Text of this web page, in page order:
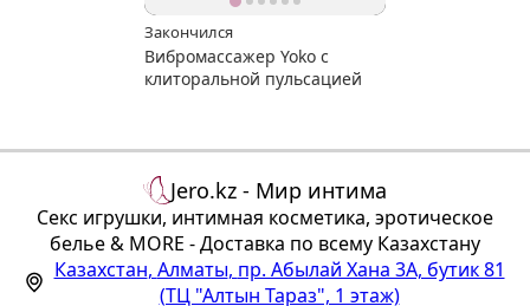
Закончился
Вибромассажер Yoko с
клиторальной пульсацией
Jero.kz - Мир интима
Секс игрушки, интимная косметика, эротическое
белье & MORE - Доставка по всему Казахстану
Казахстан, Алматы, пр. Абылай Хана 3А, бутик 81
(ТЦ "Алтын Тараз", 1 этаж)